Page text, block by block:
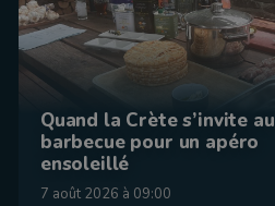
Quand la Crète s’invite au
barbecue pour un apéro
ensoleillé
7 août 2026 à 09:00